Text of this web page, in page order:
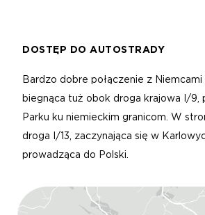
DOSTĘP DO AUTOSTRADY
Bardzo dobre połączenie z Niemcami
biegnąca tuż obok droga krajowa I/9,
Parku ku niemieckim granicom. W
droga I/13, zaczynająca się w
prowadząca do Polski.